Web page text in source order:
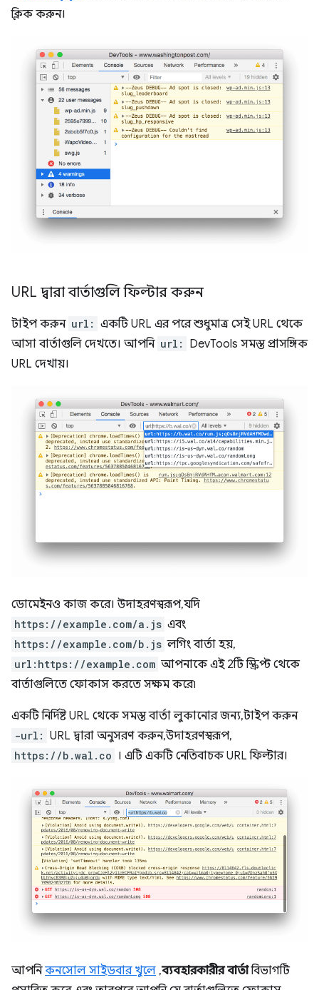
ক্লিক করুন।
URL দ্বারা বার্তাগুলি ফিল্টার করুন
টাইপ করুন url: একটি URL এর পরে শুধুমাত্র সেই URL থেকে
আসা বার্তাগুলি দেখতে। আপনি url:
DevTools সমস্ত প্রাসঙ্গিক
URL দেখায়।
ডোমেইনও কাজ করে। উদাহরণস্বরূপ, যদি
https://example.com/a.js এবং
https://example.com/b.js লগিং বার্তা হয়,
url:https://example.com আপনাকে এই 2টি স্ক্রিপ্ট থেকে
বার্তাগুলিতে ফোকাস করতে সক্ষম করে৷
একটি নির্দিষ্ট URL থেকে সমস্ত বার্তা লুকানোর জন্য, টাইপ করুন
-url: URL দ্বারা অনুসরণ করুন, উদাহরণস্বরূপ,
https://b.wal.co । এটি একটি নেতিবাচক URL ফিল্টার।
আপনিকনসোল সাইডবার খুলে ,ব্যবহারকারীর বার্তাবিভাগটি